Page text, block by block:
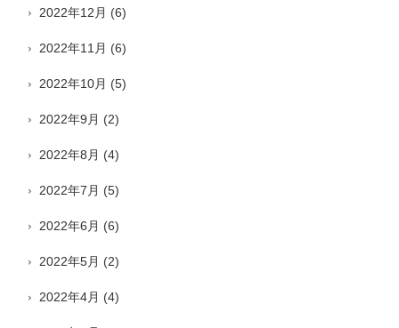
2022年12月 (6)
2022年11月 (6)
2022年10月 (5)
2022年9月 (2)
2022年8月 (4)
2022年7月 (5)
2022年6月 (6)
2022年5月 (2)
2022年4月 (4)